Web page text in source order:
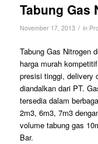
Tabung Gas
November 17, 2013 / in
Tabung Gas Nitrogen
harga murah
presisi tinggi, delivery
diandalkan dari PT.
tersedia dalam
2m3, 6m3, 7m3
volume tabung gas
Bar.